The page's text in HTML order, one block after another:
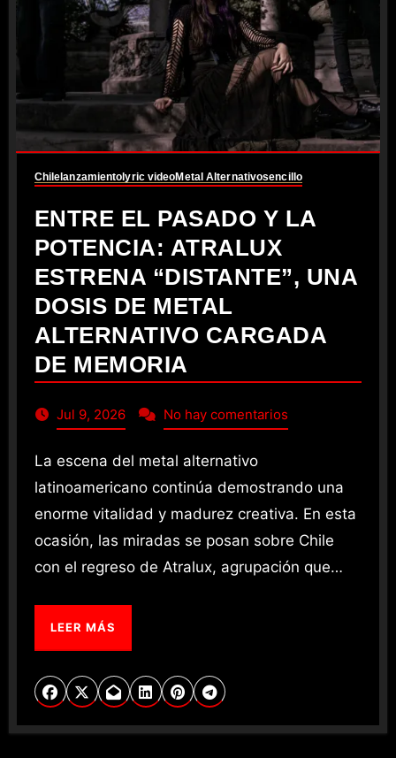
Chilelanzamientolyric videoMetal Alternativosencillo
ENTRE EL PASADO Y LA
POTENCIA: ATRALUX
ESTRENA “DISTANTE”, UNA
DOSIS DE METAL
ALTERNATIVO CARGADA
DE MEMORIA
Jul 9, 2026 No hay comentarios
La escena del metal alternativo
latinoamericano continúa demostrando una
enorme vitalidad y madurez creativa. En esta
ocasión, las miradas se posan sobre Chile
con el regreso de Atralux, agrupación que…
LEER MÁS